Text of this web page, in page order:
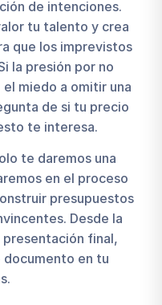
de intenciones.
tu talento y crea
que los imprevistos
la presión por no
miedo a omitir una
de si tu precio
te interesa.
te daremos una
en el proceso
presupuestos
Desde la
final,
en tu